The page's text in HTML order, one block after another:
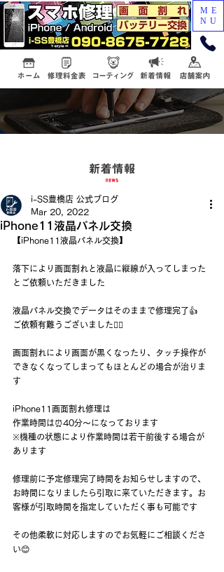
ME
NU
iPhone11液晶パネル交換
i-SS豊橋店 公式ブログ
Mar 20, 2022
【iPhone11液晶パネル交換】
落下により画面割れと液晶に縦線が入ってしまった
とご依頼いただきました
液晶パネル交換でデータはそのままで修理完了👍
ご依頼有難うございました🙇‍♂️
画面割れにより画面が黒くなったり、タッチ操作が
できなくなってしまってもほとんどの場合が治りま
す
iPhone11画面割れ修理は
作業時間は⏰40分〜になっております
※機種の状態により作業時間は若干前後する場合が
あります
修理前に予定修理完了時間をお知らせしますので、
お時間になりましたら引取に来ていただきます。お
客様が引取時間を指定していただく事も可能です
その他柔軟に対応しますのでお気軽にご相談くださ
い😊